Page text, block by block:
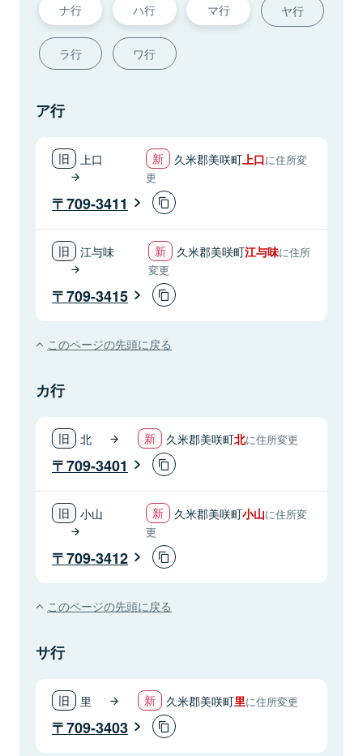
ナ行 ハ行 マ行 ヤ行
ラ行 ワ行
ア行
上口 久米郡美咲町上口に住所変
更
709-3411
江与味 久米郡美咲町江与味に住所
変更
709-3415
このページの先頭に戻る
カ行
北 久米郡美咲町北に住所変更
709-3401
小山 久米郡美咲町小山に住所変
更
709-3412
このページの先頭に戻る
サ行
里 久米郡美咲町里に住所変更
709-3403